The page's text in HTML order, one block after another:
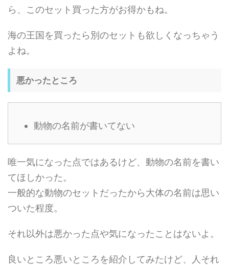
ら、このセット買った方がお得かもね。
海の王国を買ったら別のセットも欲しくなっちゃう
よね。
悪かったところ
動物の名前が書いてない
唯一気になった点ではあるけど、動物の名前を書い
てほしかった。
一般的な動物のセットだったから大体の名前は思い
ついた程度。
それ以外は悪かった点や気になったことはないよ。
良いところ悪いところを紹介してみたけど、人それ